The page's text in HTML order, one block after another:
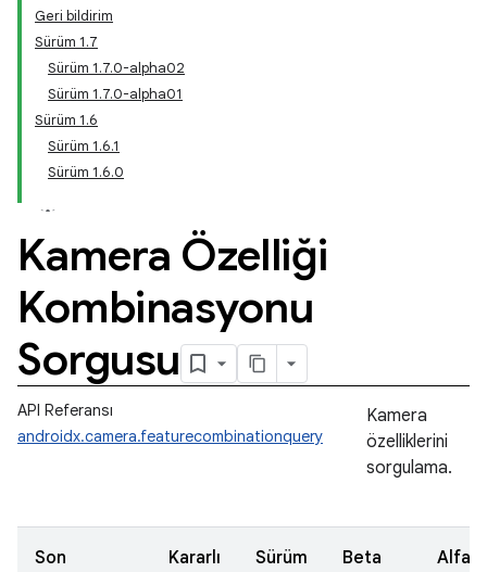
Geri bildirim
Sürüm 1.7
Sürüm 1.7.0-alpha02
Sürüm 1.7.0-alpha01
Sürüm 1.6
Sürüm 1.6.1
Sürüm 1.6.0
Kamera Özelliği
Kombinasyonu
Sorgusu
API Referansı
androidx.camera.featurecombinationquery
Kamera
özelliklerini
sorgulama.
Son
Kararlı
Sürüm
Beta
Alfa